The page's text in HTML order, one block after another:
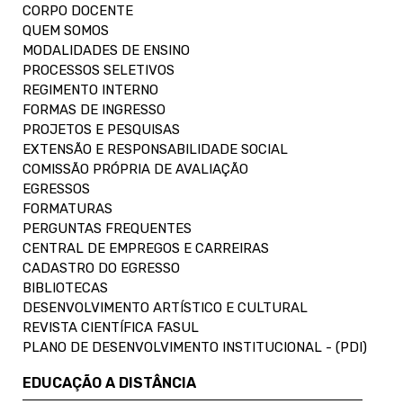
CORPO DOCENTE
QUEM SOMOS
MODALIDADES DE ENSINO
PROCESSOS SELETIVOS
REGIMENTO INTERNO
FORMAS DE INGRESSO
PROJETOS E PESQUISAS
EXTENSÃO E RESPONSABILIDADE SOCIAL
COMISSÃO PRÓPRIA DE AVALIAÇÃO
EGRESSOS
FORMATURAS
PERGUNTAS FREQUENTES
CENTRAL DE EMPREGOS E CARREIRAS
CADASTRO DO EGRESSO
BIBLIOTECAS
DESENVOLVIMENTO ARTÍSTICO E CULTURAL
REVISTA CIENTÍFICA FASUL
PLANO DE DESENVOLVIMENTO INSTITUCIONAL - (PDI)
EDUCAÇÃO A DISTÂNCIA